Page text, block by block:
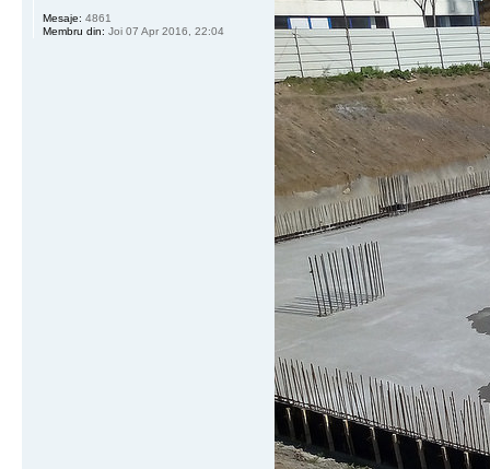
Mesaje: 4861
Membru din: Joi 07 Apr 2016, 22:04